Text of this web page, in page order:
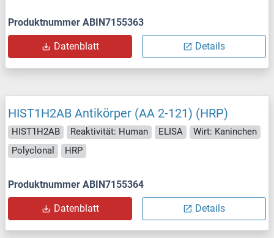
Produktnummer ABIN7155363
Datenblatt Details
HIST1H2AB Antikörper (AA 2-121) (HRP)
HIST1H2AB Reaktivität: Human ELISA
Wirt: Kaninchen
Polyclonal
HRP
Produktnummer ABIN7155364
Datenblatt Details